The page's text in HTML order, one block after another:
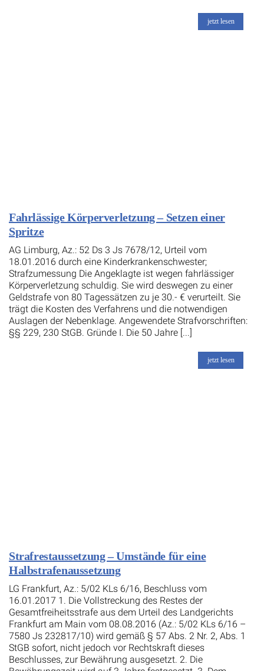
jetzt lesen
Fahrlässige Körperverletzung – Setzen einer
Spritze
AG Limburg, Az.: 52 Ds 3 Js 7678/12, Urteil vom
18.01.2016 durch eine Kinderkrankenschwester;
Strafzumessung Die Angeklagte ist wegen fahrlässiger
Körperverletzung schuldig. Sie wird deswegen zu einer
Geldstrafe von 80 Tagessätzen zu je 30.- € verurteilt. Sie
trägt die Kosten des Verfahrens und die notwendigen
Auslagen der Nebenklage. Angewendete Strafvorschriften:
§§ 229, 230 StGB. Gründe I. Die 50 Jahre [...]
jetzt lesen
Strafrestaussetzung – Umstände für eine
Halbstrafenaussetzung
LG Frankfurt, Az.: 5/02 KLs 6/16, Beschluss vom
16.01.2017 1. Die Vollstreckung des Restes der
Gesamtfreiheitsstrafe aus dem Urteil des Landgerichts
Frankfurt am Main vom 08.08.2016 (Az.: 5/02 KLs 6/16 –
7580 Js 232817/10) wird gemäß § 57 Abs. 2 Nr. 2, Abs. 1
StGB sofort, nicht jedoch vor Rechtskraft dieses
Beschlusses, zur Bewährung ausgesetzt. 2. Die